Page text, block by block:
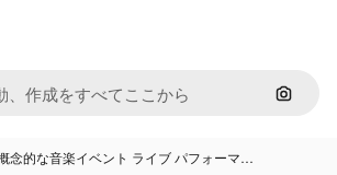
画像で
念的な音楽イベント ライブ パフォーマ…